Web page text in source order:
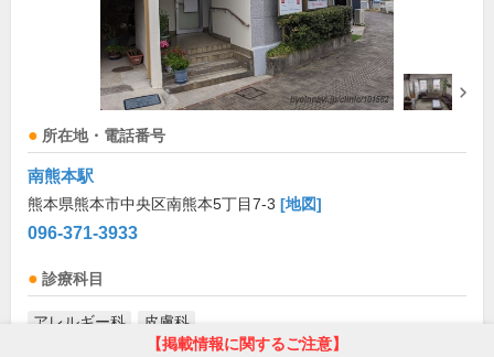
所在地・電話番号
南熊本駅
熊本県熊本市中央区南熊本5丁目7-3 [地図]
096-371-3933
診療科目
アレルギー科 皮膚科
【掲載情報に関するご注意】